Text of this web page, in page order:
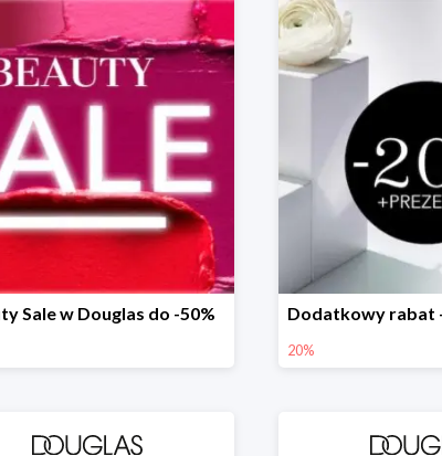
Sale w Douglas do -50%
20%